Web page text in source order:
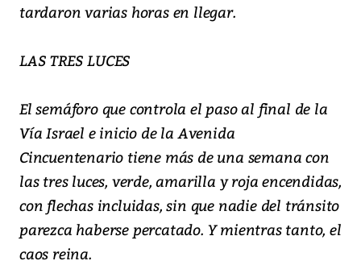
tardaron varias horas en llegar.
LAS TRES LUCES
El semáforo que controla el paso al final de la
Vía Israel e inicio de la Avenida
Cincuentenario tiene más de una semana con
las tres luces, verde, amarilla y roja encendidas,
con flechas incluidas, sin que nadie del tránsito
parezca haberse percatado. Y mientras tanto, el
caos reina.